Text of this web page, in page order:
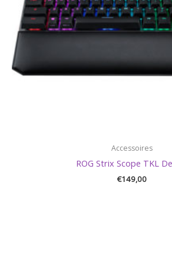
Accessoires
ROG Strix Scope TKL
€149,00